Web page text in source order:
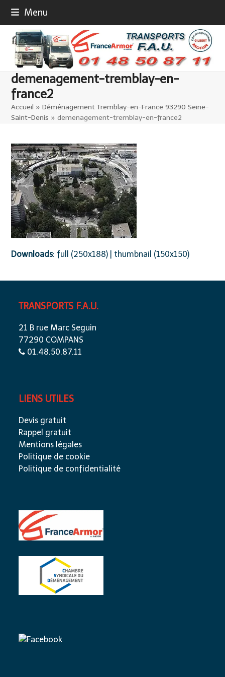
content
Menu
demenagement-tremblay-en-
france2
Accueil »Déménagement Tremblay-en-France 93290 Seine-
Saint-Denis »demenagement-tremblay-en-france2
Downloads: full (250x188) thumbnail (150x150)
TRANSPORTS F.A.U.
21 B rue Marc Seguin
77290 COMPANS
01.48.50.87.11
LIENS UTILES
Devis gratuit
Rappel gratuit
Mentions légales
Politique de cookie
Politique de confidentialité